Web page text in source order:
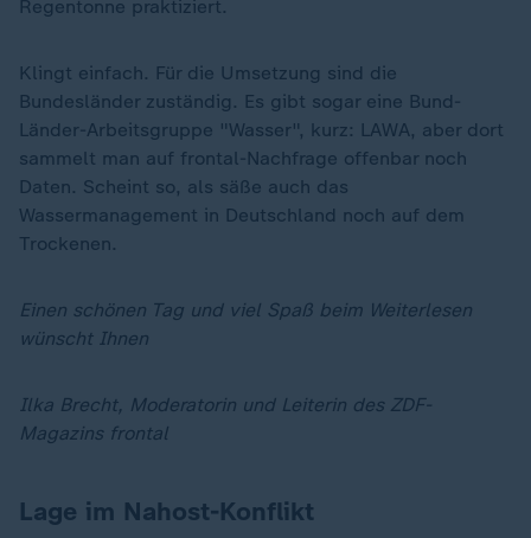
Regentonne praktiziert.
Klingt einfach. Für die Umsetzung sind die
Bundesländer zuständig. Es gibt sogar eine Bund-
Länder-Arbeitsgruppe "Wasser", kurz: LAWA, aber dort
sammelt man auf frontal-Nachfrage offenbar noch
Daten. Scheint so, als säße auch das
Wassermanagement in Deutschland noch auf dem
Trockenen.
Einen schönen Tag und viel Spaß beim Weiterlesen
wünscht Ihnen
Ilka Brecht, Moderatorin und Leiterin des ZDF-
Magazins frontal
Lage im Nahost-Konflikt